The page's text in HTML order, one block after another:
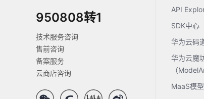
950808转1
技术服务咨询
售前咨询
备案服务
云商店咨询
API
SDK中心
华为云码
华为云魔
（
MaaS模